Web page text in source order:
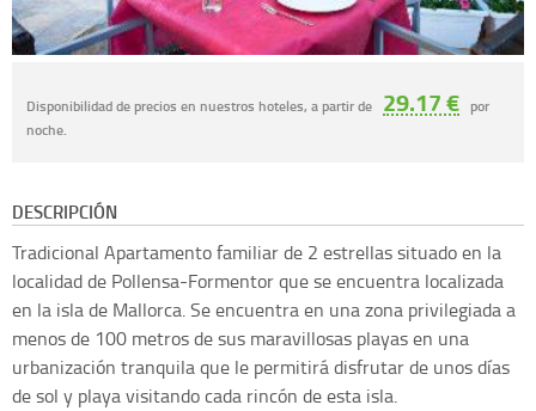
Disponibilidad de precios en nuestros hoteles, a partir de 29.17 € por
noche.
DESCRIPCIÓN
Tradicional Apartamento familiar de 2 estrellas situado en la
localidad de Pollensa-Formentor que se encuentra localizada
en la isla de Mallorca. Se encuentra en una zona privilegiada a
menos de 100 metros de sus maravillosas playas en una
urbanización tranquila que le permitirá disfrutar de unos días
de sol y playa visitando cada rincón de esta isla.